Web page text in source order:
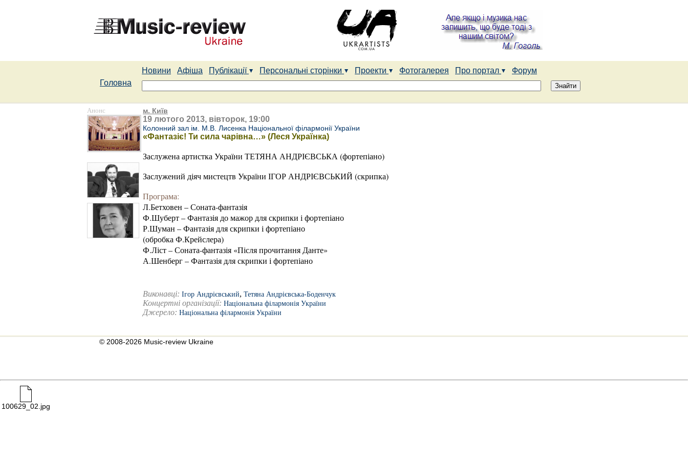
Новини Афіша Публікації Персональні сторінки Проекти Фотогалерея Про портал
Форум
Головна
Анонс м. Київ
19 лютого 2013, вівторок, 19:00
Колонний зал ім. М.В. Лисенка Національної філармонії України
«Фантазіє! Ти сила чарівна…» (Леся Українка)
Заслужена артистка України ТЕТЯНА АНДРІЄВСЬКА (фортепіано)
Заслужений діяч мистецтв України ІГОР АНДРІЄВСЬКИЙ (скрипка)
Програма:
Л.Бетховен – Соната-фантазія
Ф.Шуберт – Фантазія до мажор для скрипки і фортепіано
Р.Шуман – Фантазія для скрипки і фортепіано
(обробка Ф.Крейслера)
Ф.Ліст – Соната-фантазія «Після прочитання Данте»
А.Шенберг – Фантазія для скрипки і фортепіано
Виконавці: Ігор Андрієвський, Тетяна Андрієвська-Боденчук
Концертні організації: Національна філармонія України
Джерело: Національна філармонія України
© 2008-2026 Music-review Ukraine
100629_02.jpg